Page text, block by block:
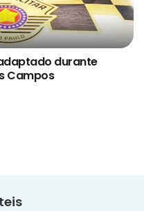
durante
Campos